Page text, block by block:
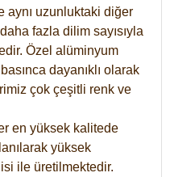
aynı uzunluktaki diğer
fazla dilim sayısıyla
Özel alüminyum
dayanıklı olarak
çok çeşitli renk ve
en yüksek kalitede
yüksek
ile üretilmektedir.